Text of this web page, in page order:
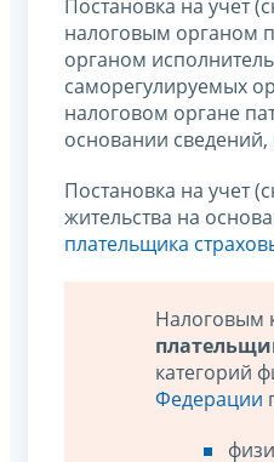
Постановка на учет
налоговым органом
органом
саморегулируемых
налоговом органе
основании
Постановка на учет
жительства на
плательщика
Налоговым
категорий
Федерации